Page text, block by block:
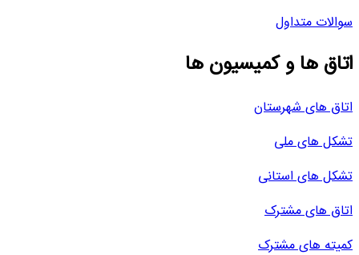
سوالات متداول
اتاق ها و کمیسیون ها
اتاق های شهرستان
تشکل های ملی
تشکل های استانی
اتاق های مشترک
کمیته های مشترک